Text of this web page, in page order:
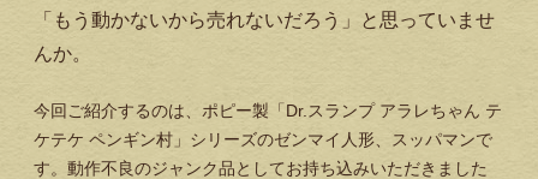
「もう動かないから売れないだろう」と思っていませ
んか。
今回ご紹介するのは、ポピー製「Dr.スランプ アラレちゃん テ
ケテケ ペンギン村」シリーズのゼンマイ人形、スッパマンで
す。動作不良のジャンク品としてお持ち込みいただきました